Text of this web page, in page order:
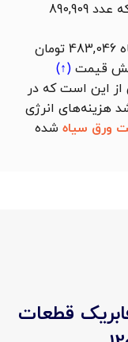
محصول هم در تاریخ ۱۴۰۵/۰۵/۰۴ بود که عدد 890,909
میانگین قیمت این محصول در طول ماه 483,046 تومان
قیمت (↑)
این است که در
هزینه‌های انرژی
ورق سیاه شده
قطعات